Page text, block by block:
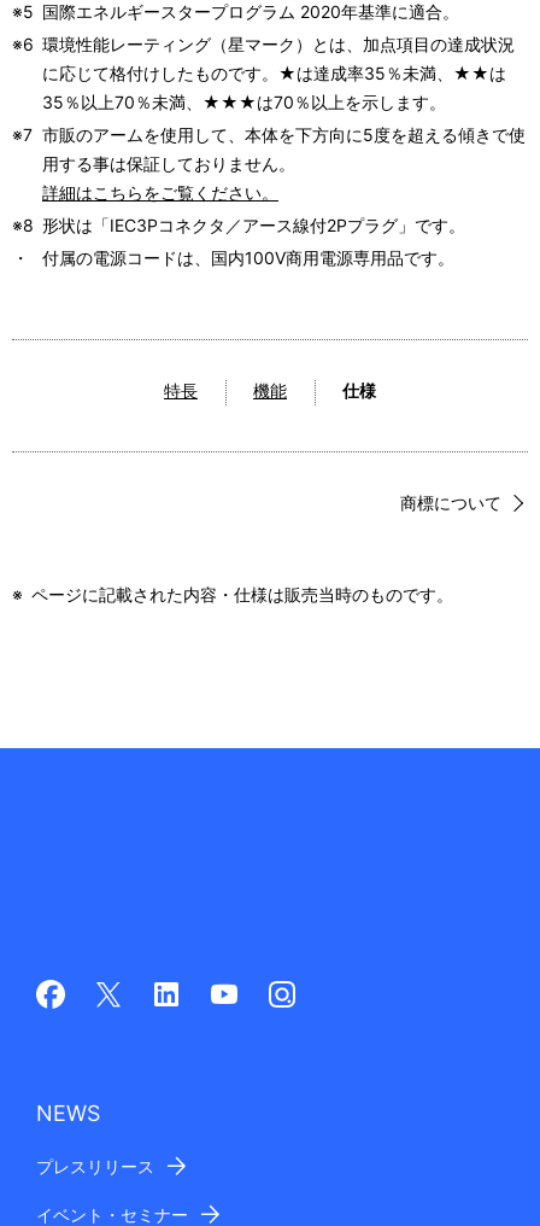
※5 国際エネルギースタープログラム 2020年基準に適合。
※6 環境性能レーティング（星マーク）とは、加点項目の達成状況
に応じて格付けしたものです。★は達成率35％未満、★★は
35％以上70％未満、★★★は70％以上を示します。
※7 市販のアームを使用して、本体を下方向に5度を超える傾きで使
用する事は保証しておりません。
詳細はこちらをご覧ください。
※8 形状は「IEC3Pコネクタ／アース線付2Pプラグ」です。
・
付属の電源コードは、国内100V商用電源専用品です。
特長 機能 仕様
商標について
※ ページに記載された内容・仕様は販売当時のものです。
NEWS
プレスリリース
イベント・セミナー